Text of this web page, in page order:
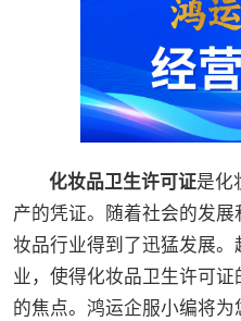
化妆品卫生许可证是化
产的凭证。随着社会的发
妆品行业得到了迅猛发展
业，使得化妆品卫生许可
的焦点。鸿运企服小编将